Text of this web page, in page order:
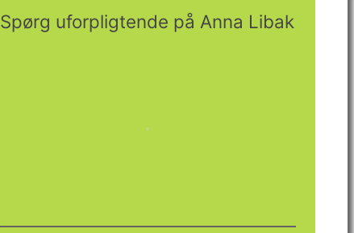
Spørg uforpligtende på Anna Libak